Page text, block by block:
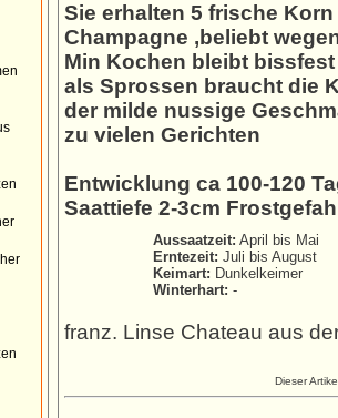
Sie erhalten 5 frische
Champagne ,beliebt
Min Kochen bleibt bissfest
als Sprossen braucht die
der milde nussige
zu vielen Gerichten
Entwicklung ca 100-120
Saattiefe 2-3cm
Aussaatzeit: April bis Mai
Erntezeit: Juli bis August
Keimart: Dunkelkeimer
Winterhart: -
franz. Linse Chateau aus
Dieser